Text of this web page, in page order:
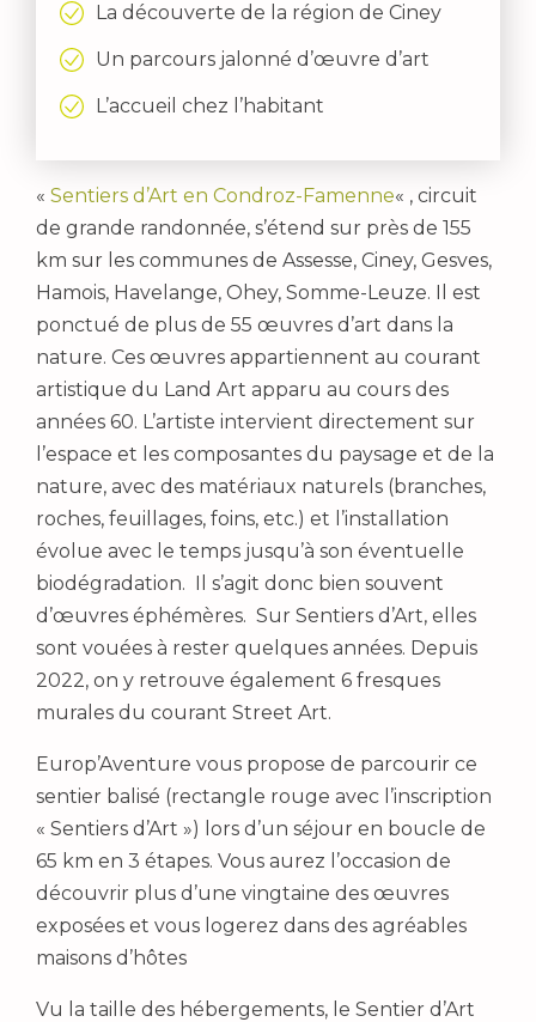
« Sentiers d’Art en Condroz-Famenne« , circuit
de grande randonnée, s’étend sur près de 155
km sur les communes de Assesse, Ciney, Gesves,
Hamois, Havelange, Ohey, Somme-Leuze. Il est
ponctué de plus de 55 œuvres d’art dans la
nature. Ces œuvres appartiennent au courant
artistique du Land Art apparu au cours des
années 60. L’artiste intervient directement sur
l’espace et les composantes du paysage et de la
nature, avec des matériaux naturels (branches,
roches, feuillages, foins, etc.) et l’installation
évolue avec le temps jusqu’à son éventuelle
biodégradation. Il s’agit donc bien souvent
d’œuvres éphémères. Sur Sentiers d’Art, elles
sont vouées à rester quelques années. Depuis
2022, on y retrouve également 6 fresques
murales du courant Street Art.
Europ’Aventure vous propose de parcourir ce
sentier balisé (rectangle rouge avec l’inscription
« Sentiers d’Art ») lors d’un séjour en boucle de
65 km en 3 étapes. Vous aurez l’occasion de
découvrir plus d’une vingtaine des œuvres
exposées et vous logerez dans des agréables
maisons d’hôtes
Vu la taille des hébergements, le Sentier d’Art
La découverte de la région de Ciney
Un parcours jalonné d’œuvre d’art
L’accueil chez l’habitant